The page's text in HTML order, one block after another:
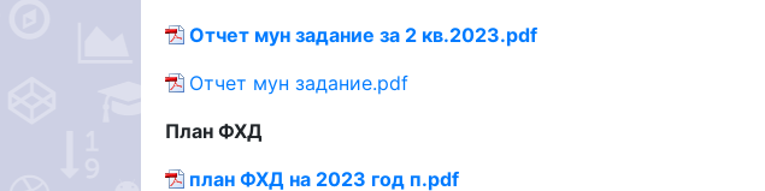
Отчет мун задание за 2 кв.2023.pdf
Отчет мун задание.pdf
План ФХД
план ФХД на 2023 год п.pdf